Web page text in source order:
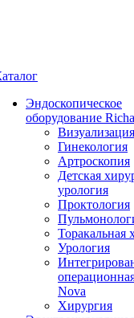
Эндоскопическое
оборудование
Визуализация
Гинекология
Артроскопия
Детская
урология
Проктология
Торакальная
Урология
Nova
Хирургия